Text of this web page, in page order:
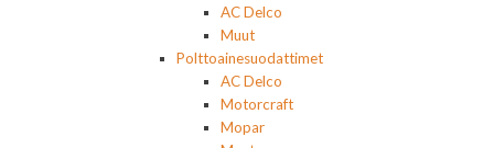
AC Delco
Muut
Polttoainesuodattimet
AC Delco
Motorcraft
Mopar